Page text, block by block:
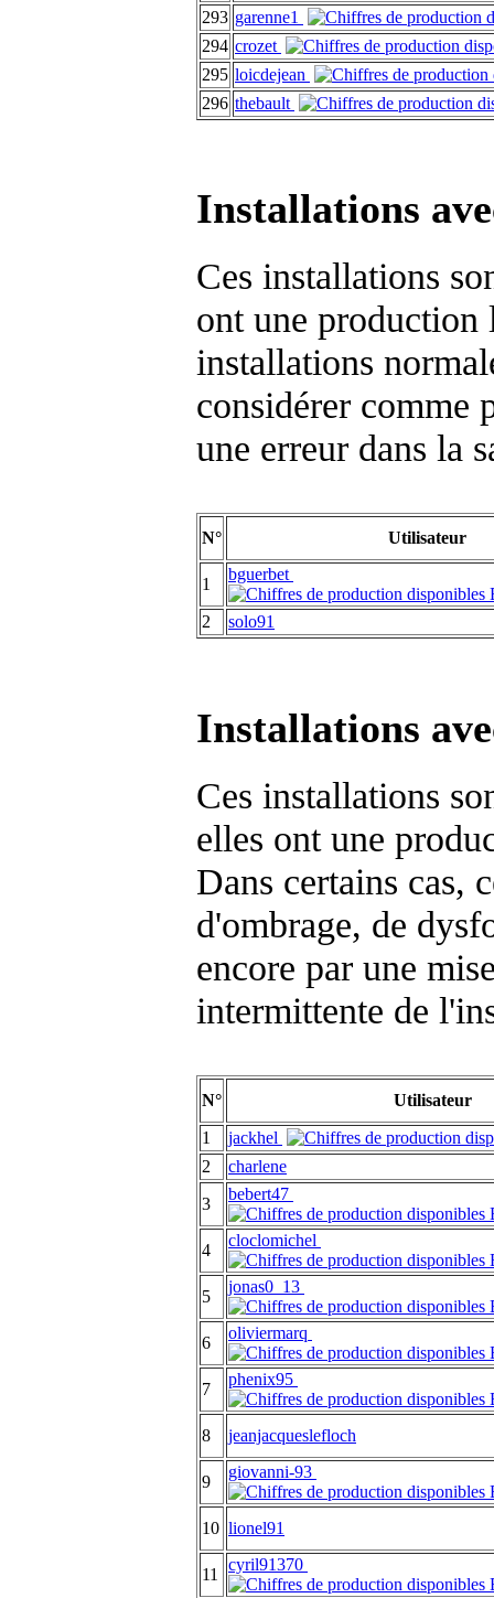
293 garenne1
294 crozet
295 loicdejean
296 thebault
Installations
Ces installations
ont une production
installations
considérer comme
une erreur dans la
N° Utilisateur
1
bguerbet
2 solo91
Installations
Ces installations
elles ont une
Dans certains cas,
d'ombrage, de
encore par une
intermittente de
N°
Utilisateur
1
jackhel
2
charlene
3
bebert47
4
cloclomichel
5
jonas0_13
6
oliviermarq
7
phenix95
8 jeanjacqueslefloch
9
giovanni-93
10 lionel91
11
cyril91370